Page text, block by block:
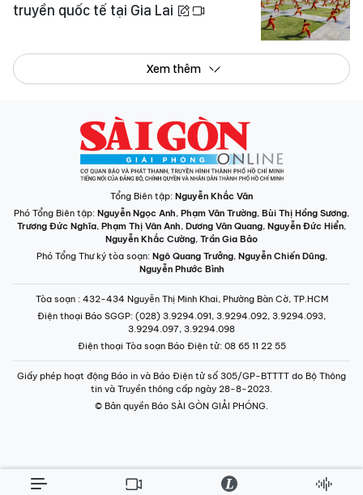
truyền quốc tế tại Gia Lai
Xem thêm
Tổng Biên tập: Nguyễn Khắc Văn
Phó Tổng Biên tập: Nguyễn Ngọc Anh, Phạm Văn Trường, Bùi Thị Hồng Sương,
Trương Đức Nghĩa, Phạm Thị Vân Anh, Dương Văn Quang, Nguyễn Đức Hiển,
Nguyễn Khắc Cường, Trần Gia Bảo
Phó Tổng Thư ký tòa soạn: Ngô Quang Trưởng, Nguyễn Chiến Dũng,
Nguyễn Phước Bình
Tòa soạn : 432-434 Nguyễn Thị Minh Khai, Phường Bàn Cờ, TP.HCM
Điện thoại Báo SGGP: (028) 3.9294.091, 3.9294.092, 3.9294.093,
3.9294.097, 3.9294.098
Điện thoại Tòa soạn Báo Điện tử: 08 65 11 22 55
Giấy phép hoạt động Báo in và Báo Điện tử số 305/GP-BTTTT do Bộ Thông
tin và Truyền thông cấp ngày 28-8-2023.
© Bản quyền Báo SÀI GÒN GIẢI PHÓNG.